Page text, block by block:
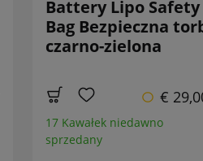
Battery Lipo Safety
Bag Bezpieczna
czarno-zielona
€
17 Kawałek niedawno
sprzedany